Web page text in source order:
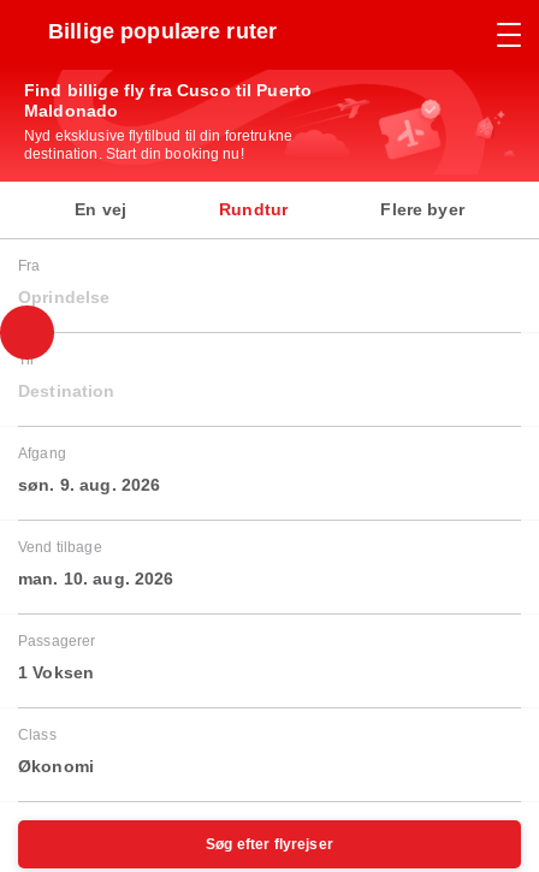
Billige populære ruter
Find billige fly fra Cusco til Puerto
Maldonado
Nyd eksklusive flytilbud til din foretrukne
destination. Start din booking nu!
En vej Rundtur Flere byer
Fra
Oprindelse
Til
Destination
Afgang
søn. 9. aug. 2026
Vend tilbage
man. 10. aug. 2026
Passagerer
1 Voksen
Class
Økonomi
Søg efter flyrejser